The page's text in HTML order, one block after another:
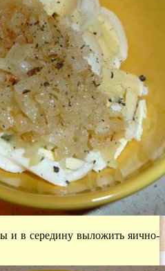
и в середину выложить яично-